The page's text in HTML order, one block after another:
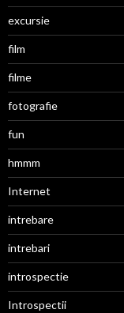
excursie
film
filme
fotografie
fun
hmmm
Internet
intrebare
intrebari
introspectie
Introspectii